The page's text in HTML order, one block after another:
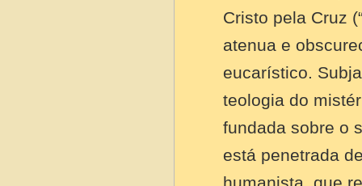
Cristo pela Cruz
atenua e
eucarístico.
teologia do
fundada sobre o
está penetrada